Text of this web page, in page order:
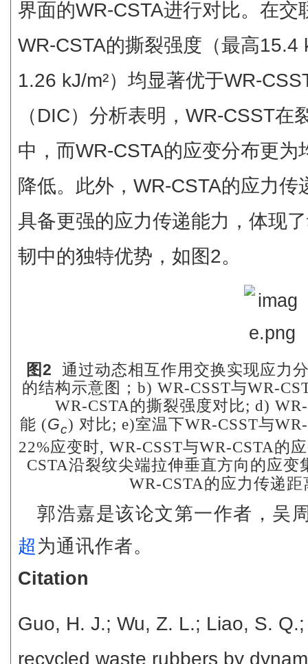
界面的WR-CSTA进行对比。在交
WR-CSTA的撕裂强度（最高15.4
1.26 kJ/m²）均显著优于WR-
（DIC）分析表明，WR-CSST
中，而WR-CSTA的应变分布更
降低。此外，WR-CSTA的应力
具备更强的应力传递能力，体现
韧中的独特优势，如图2。
图 2
通过动态相互作用交换实现应力
的结构示意图； b) WR-CSST与WR-
WR-CSTA的撕裂强度对比; d)
能 (Gc) 对比; e)室温下WR-CSST与
22%应变时, WR-CSST与WR-CSTA的
CSTA沿裂纹尖端拉伸垂直方向的应变
WR-CSTA的应力传递距
郭浩嘉是该论文第一作者，吴
超 为通讯作者。
Citation
Guo, H. J.; Wu, Z. L.; Liao, S.
recycled waste rubbers by